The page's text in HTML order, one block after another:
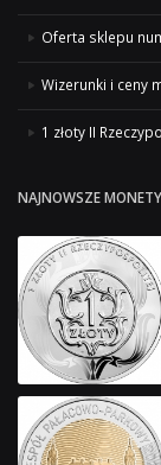
Oferta sklepu
Wizerunki i ceny
1 złoty II
NAJNOWSZE MONETY